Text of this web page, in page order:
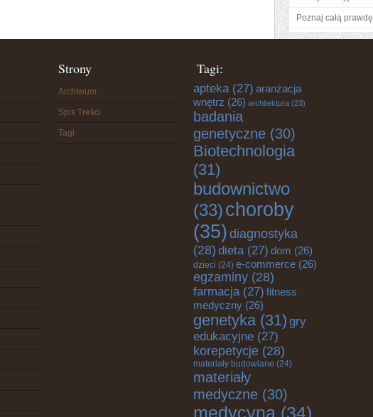
Poznaj całą prawdę
Strony
Archiwum
Spis Treści
Tagi
Tagi:
apteka(27) aranżacja
wnętrz (26) architektura (23)
badania
genetyczne (30)
Biotechnologia
(31)
budownictwo
(33)choroby
(35) diagnostyka
(28) dieta(27) dom (26)
dzieci (24) e-commerce (26)
egzaminy (28)
farmacja(27) fitness
medyczny (26)
genetyka(31) gry
edukacyjne (27)
korepetycje (28)
materiały budowlane (24)
materiały
medyczne (30)
medycyna (34)